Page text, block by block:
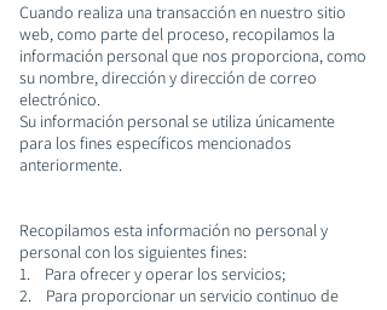
Cuando realiza una transacción en nuestro sitio
web, como parte del proceso, recopilamos la
información personal que nos proporciona, como
su nombre, dirección y dirección de correo
electrónico.
Su información personal se utiliza únicamente
para los fines específicos mencionados
anteriormente.
Recopilamos esta información no personal y
personal con los siguientes fines:
1. Para ofrecer y operar los servicios;
2. Para proporcionar un servicio continuo de